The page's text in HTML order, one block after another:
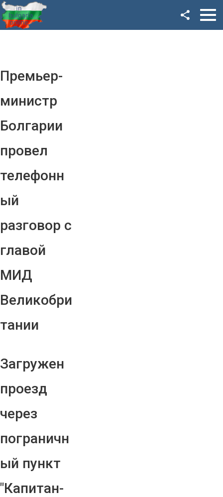
Премьер-
министр
Болгарии
провел
телефонн
ый
разговор с
главой
МИД
Великобри
тании
Загружен
проезд
через
пограничн
ый пункт
"Капитан-